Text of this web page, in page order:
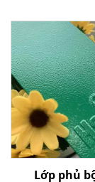
nhà phân
Lớp phủ